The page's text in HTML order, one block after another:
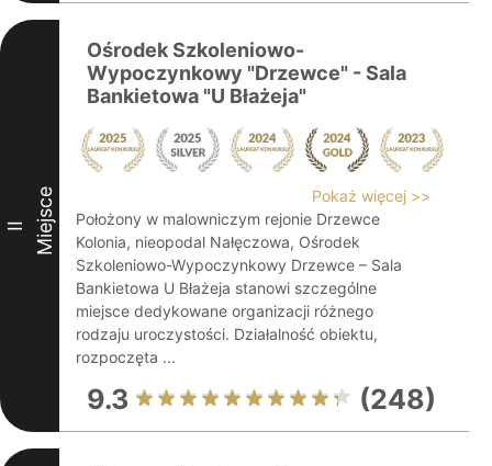
II Miejsce
Ośrodek Szkoleniowo-
Wypoczynkowy "Drzewce" - Sala
Bankietowa "U Błażeja"
Pokaż więcej >>
Położony w malowniczym rejonie Drzewce
Kolonia, nieopodal Nałęczowa, Ośrodek
Szkoleniowo-Wypoczynkowy Drzewce – Sala
Bankietowa U Błażeja stanowi szczególne
miejsce dedykowane organizacji różnego
rodzaju uroczystości. Działalność obiektu,
rozpoczęta ...
9.3 (248)